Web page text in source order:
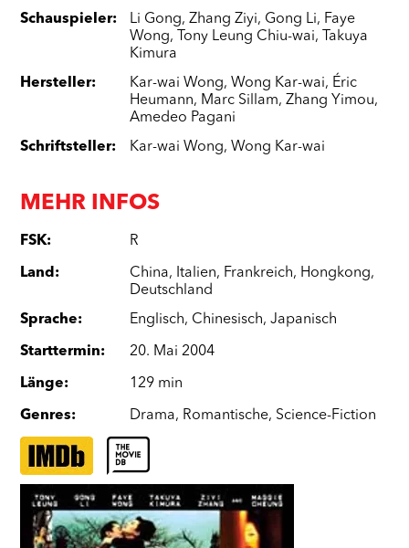
Schauspieler: Li Gong,Zhang Ziyi, Gong Li, Faye
Wong, Tony Leung Chiu-wai, Takuya
Kimura
Hersteller: Kar-wai Wong, Wong Kar-wai, Éric
Heumann, Marc Sillam,Zhang Yimou,
Amedeo Pagani
Schriftsteller: Kar-wai Wong, Wong Kar-wai
MEHR INFOS
FSK: R
Land: China, Italien, Frankreich, Hongkong,
Deutschland
Sprache: Englisch, Chinesisch,Japanisch
Starttermin: 20. Mai 2004
Länge: 129 min
Genres: Drama, Romantische, Science-Fiction